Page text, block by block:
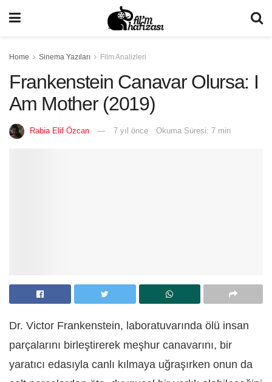
Home Sinema Yazıları Film Analizleri
Frankenstein Canavar Olursa: I
Am Mother (2019)
Rabia Elif Özcan 7 yıl önce Okuma Süresi: 7 min
Dr. Victor Frankenstein, laboratuvarında ölü insan
parçalarını birleştirerek meşhur canavarını, bir
yaratıcı edasıyla canlı kılmaya uğraşırken onun da